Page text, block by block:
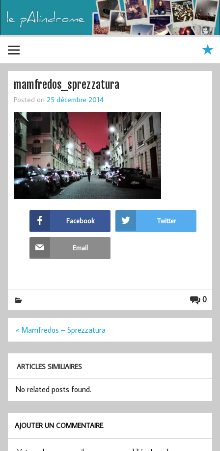
mamfredos_sprezzatura
Posted on 25 décembre 2014
Facebook Twitter
Email
0
Navigation
« Mamfredos – Sprezzatura
ARTICLES SIMILIAIRES
No related posts found.
AJOUTER UN COMMENTAIRE